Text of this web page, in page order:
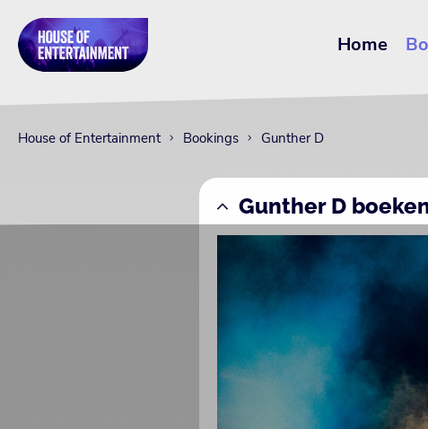
Home
House of Entertainment Bookings Gunther D
Gunther D